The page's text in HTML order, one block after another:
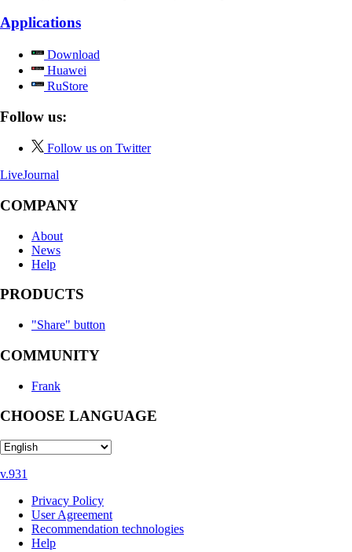
Applications
Download
Huawei
RuStore
Follow us:
Follow us on Twitter
LiveJournal
COMPANY
About
News
Help
PRODUCTS
"Share" button
COMMUNITY
Frank
CHOOSE LANGUAGE
v.931
Privacy Policy
User Agreement
Recommendation technologies
Help